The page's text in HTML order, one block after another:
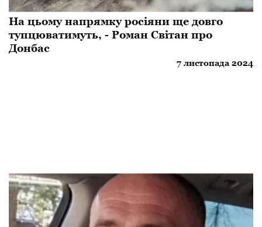
На цьому напрямку росіяни ще довго
тупцюватимуть, - Роман Світан про
Донбас
7 листопада 2024